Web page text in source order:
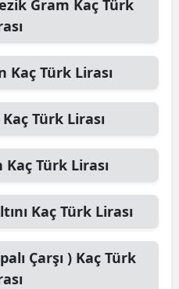
Gram Kaç Türk
Kaç Türk Lirası
Kaç Türk Lirası
Kaç Türk Lirası
Kaç Türk Lirası
Çarşı )Kaç Türk